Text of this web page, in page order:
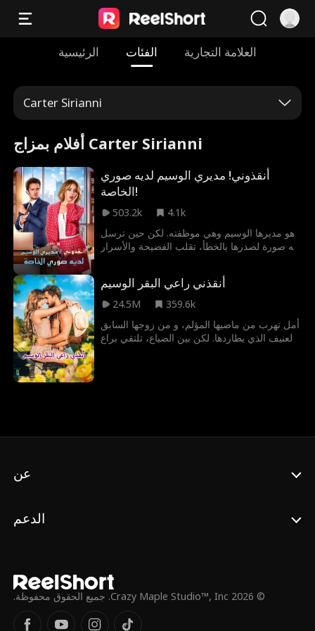
الرئيسية الفئات العلامة التجارية
Carter Sirianni
أفلام بمزاج Carter Sirianni
أنقذوني! مديري الوسيم لديه صوري
الخاصة!
503.2k
4.1k
هو مديرها الوسيم وهي موظفته. لكن حين ترسل
له صورة لصدرها بالخطأ، تقلب الفضيحة والأسرار
أنقذني راعي البقر الوسيم
24.5M
359.6k
أمل تهرب من ماضيها المؤلم، و من زوجها السابق
العنيف الذي يطاردها. لكن بين الضياع، تلتقي براعٍ
عن
الدعم
© 2026 Crazy Maple Studio™, Inc. جميع الحقوق محفوظة.